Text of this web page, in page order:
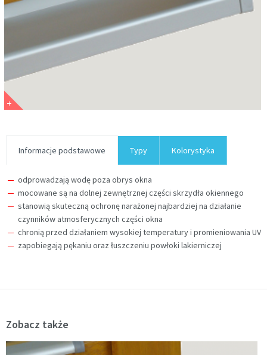
Informacje podstawowe Typy Kolorystyka
odprowadzają wodę poza obrys okna
mocowane są na dolnej zewnętrznej części skrzydła okiennego
stanowią skuteczną ochronę narażonej najbardziej na działanie
czynników atmosferycznych części okna
chronią przed działaniem wysokiej temperatury i promieniowania UV
zapobiegają pękaniu oraz łuszczeniu powłoki lakierniczej
Zobacz także